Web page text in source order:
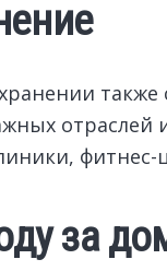
также
за